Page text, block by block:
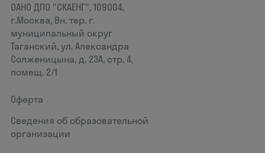
ОАНО ДПО "СКАЕНГ", 109004,
г.Москва, Вн. тер. г.
муниципальный округ
Таганский, ул. Александра
Солженицына, д. 23А, стр. 4,
помещ. 2/1
Оферта
Сведения об образовательной
организации